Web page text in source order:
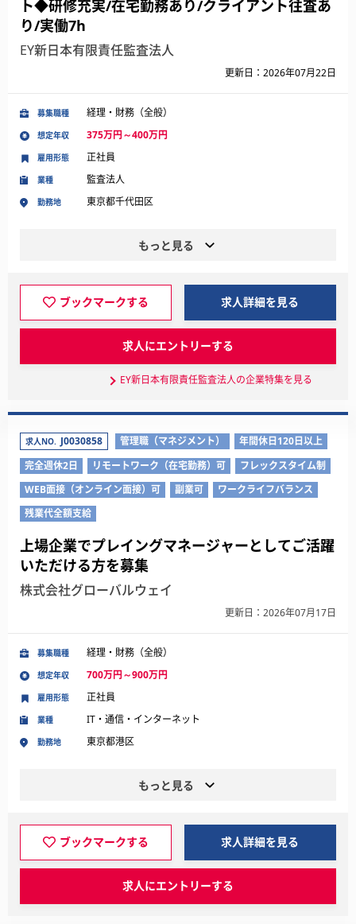
ト◆研修充実/在宅勤務あり/クライアント往査あ
り/実働7h
EY新日本有限責任監査法人
更新日：2026年07月22日
募集職種 経理・財務（全般）
想定年収 375万円～400万円
業種 監査法人
勤務地 東京都千代田区
雇用形態 正社員
もっと見る
ブックマークする 求人詳細を見る
求人にエントリーする
EY新日本有限責任監査法人の企業特集を見る
求人NO. J0030858 管理職（マネジメント）
年間休日120日以上
完全週休2日
リモートワーク（在宅勤務）可
フレックスタイム制
WEB面接（オンライン面接）可
副業可
ワークライフバランス
残業代全額支給
上場企業でプレイングマネージャーとしてご活躍
いただける方を募集
株式会社グローバルウェイ
更新日：2026年07月17日
募集職種 経理・財務（全般）
想定年収 700万円～900万円
業種 IT・通信・インターネット
勤務地 東京都港区
雇用形態 正社員
もっと見る
ブックマークする 求人詳細を見る
求人にエントリーする